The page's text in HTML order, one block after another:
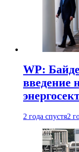
WP:
введение
2 года спустя2